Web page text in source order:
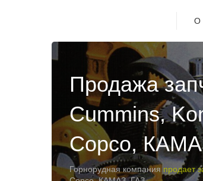
О
Скоростная
Hazemag
Скоростная сушильнаяустановка